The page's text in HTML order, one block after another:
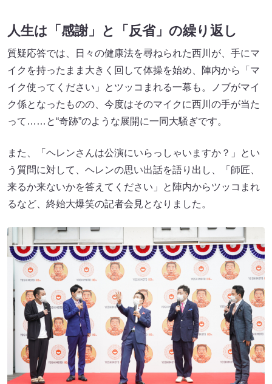
人生は「感謝」と「反省」の繰り返し
質疑応答では、日々の健康法を尋ねられた西川が、手にマ
イクを持ったまま大きく回して体操を始め、陣内から「マ
イク使ってください」とツッコまれる一幕も。ノブがマイ
ク係となったものの、今度はそのマイクに西川の手が当た
って……と“奇跡”のような展開に一同大騒ぎです。
また、「ヘレンさんは公演にいらっしゃいますか？」とい
う質問に対して、ヘレンの思い出話を語り出し、「師匠、
来るか来ないかを答えてください」と陣内からツッコまれ
るなど、終始大爆笑の記者会見となりました。